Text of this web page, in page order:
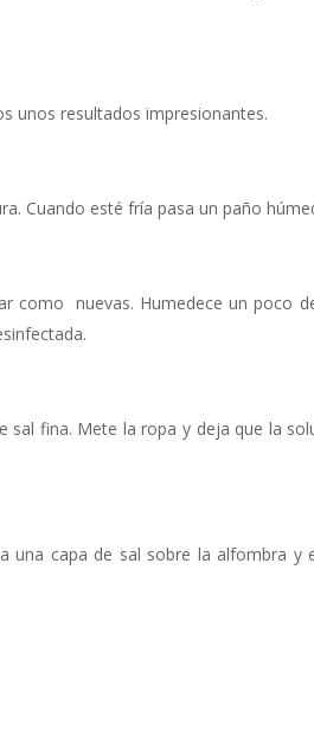
unos resultados impresionantes.
Cuando esté fría pasa un paño
como nuevas. Humedece un poco
sal fina. Mete la ropa y deja que la
una capa de sal sobre la alfombra y